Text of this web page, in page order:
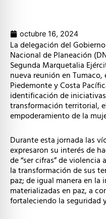
octubre 16, 2024
La delegación del
Nacional de Planeación
Segunda Marquetalia
nueva reunión en
Piedemonte y Costa
identificación de
transformación territorial,
empoderamiento de la
Durante esta jornada las
expresaron su interés de
de “ser cifras” de
la transformación de sus
paz; de igual manera en la
materializadas en paz, a
fortaleciendo la seguridad